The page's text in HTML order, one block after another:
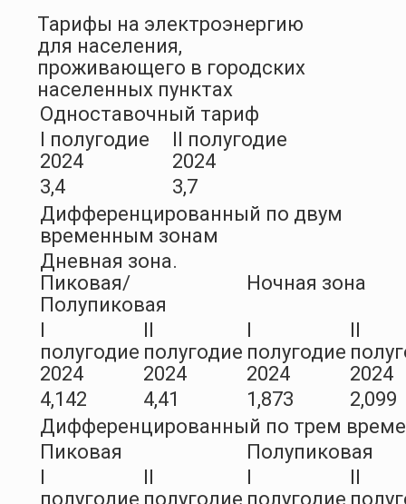
Тарифы на электроэнергию
для населения,
проживающего в городских
населенных пунктах
Одноставочный тариф
I полугодие
2024
II полугодие
2024
3,4
3,7
Дифференцированный по двум
временным зонам
Дневная зона.
Пиковая/
Полупиковая
Ночная зона
полугодие
2024
полугодие
2024
полугодие
2024
2024
4,142
4,41 1,873
2,099
Дифференцированный по трем
Пиковая
Полупиковая
полугодие полугодие полугодие